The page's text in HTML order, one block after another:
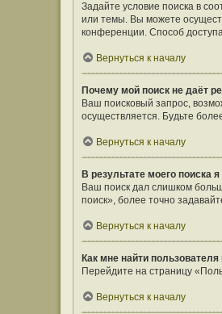
Задайте условие поиска в
или темы. Вы можете
конференции. Способ
Вернуться к началу
Почему мой поиск не даёт
Ваш поисковый запрос,
осуществляется. Будьте
Вернуться к началу
В результате моего поиска
Ваш поиск дал слишком
поиск», более точно
Вернуться к началу
Как мне найти
Перейдите на страницу
Вернуться к началу